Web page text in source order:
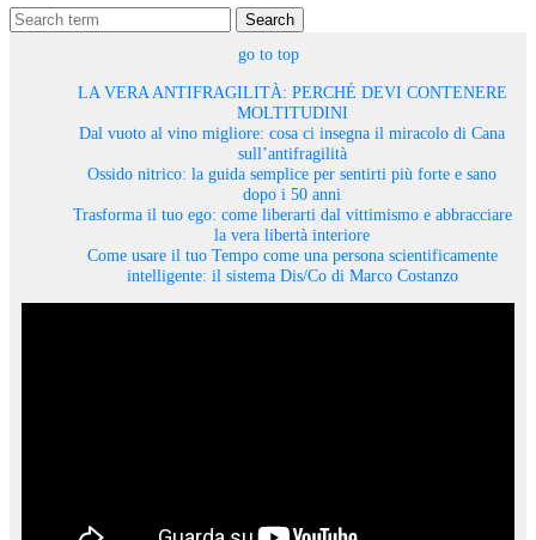
Search
go to top
LA VERA ANTIFRAGILITÀ: PERCHÉ DEVI CONTENERE
MOLTITUDINI
Dal vuoto al vino migliore: cosa ci insegna il miracolo di Cana
sull’antifragilità
Ossido nitrico: la guida semplice per sentirti più forte e sano
dopo i 50 anni
Trasforma il tuo ego: come liberarti dal vittimismo e abbracciare
la vera libertà interiore
Come usare il tuo Tempo come una persona scientificamente
intelligente: il sistema Dis/Co di Marco Costanzo